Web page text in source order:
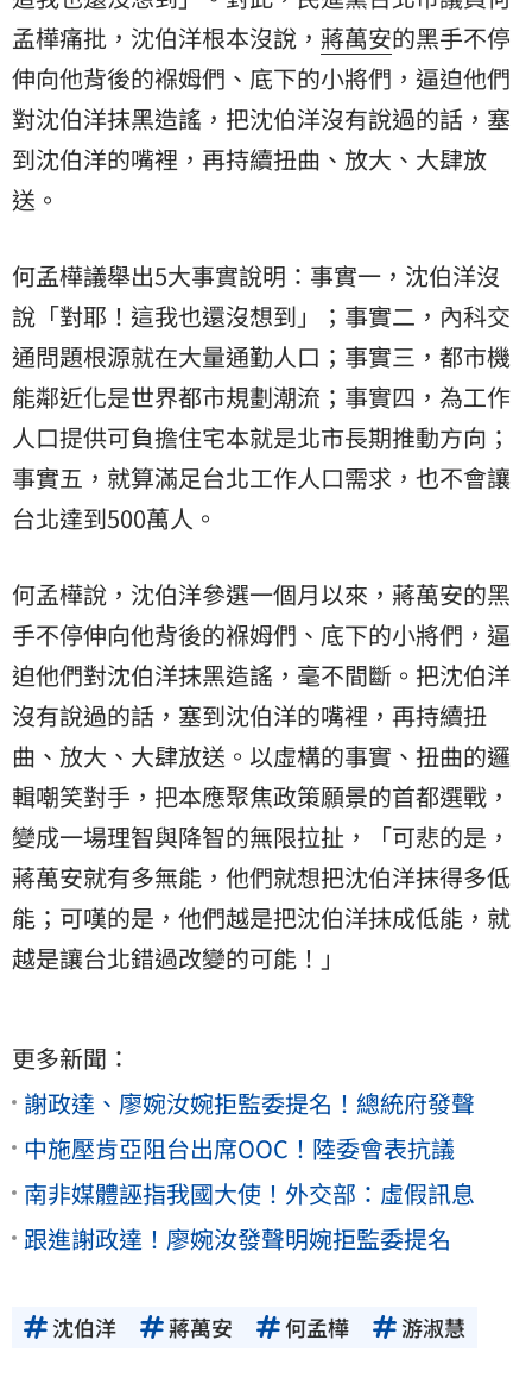
孟樺痛批，沈伯洋根本沒說， 蔣萬安的黑手不停
伸向他背後的褓姆們、底下的小將們，逼迫他們
對沈伯洋抹黑造謠，把沈伯洋沒有說過的話，塞
到沈伯洋的嘴裡，再持續扭曲、放大、大肆放
送。
何孟樺議舉出5大事實說明：事實一，沈伯洋沒
說「對耶！這我也還沒想到」；事實二，內科交
通問題根源就在大量通勤人口；事實三，都市機
能鄰近化是世界都市規劃潮流；事實四，為工作
人口提供可負擔住宅本就是北市長期推動方向；
事實五，就算滿足台北工作人口需求，也不會讓
台北達到500萬人。
何孟樺說，沈伯洋參選一個月以來，蔣萬安的黑
手不停伸向他背後的褓姆們、底下的小將們，逼
迫他們對沈伯洋抹黑造謠，毫不間斷。把沈伯洋
沒有說過的話，塞到沈伯洋的嘴裡，再持續扭
曲、放大、大肆放送。以虛構的事實、扭曲的邏
輯嘲笑對手，把本應聚焦政策願景的首都選戰，
變成一場理智與降智的無限拉扯，「可悲的是，
蔣萬安就有多無能，他們就想把沈伯洋抹得多低
能；可嘆的是，他們越是把沈伯洋抹成低能，就
越是讓台北錯過改變的可能！」
更多新聞：
謝政達、廖婉汝婉拒監委提名！總統府發聲
中施壓肯亞阻台出席OOC！陸委會表抗議
南非媒體誣指我國大使！外交部：虛假訊息
跟進謝政達！廖婉汝發聲明婉拒監委提名
沈伯洋 蔣萬安 何孟樺 游淑慧